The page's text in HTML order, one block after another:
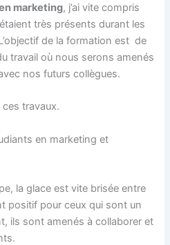
marketing, j’ai vite compris
très présents durant les
de la formation est de
travail où nous serons amenés
nos futurs collègues.
travaux.
en marketing et
la glace est vite brisée entre
positif pour ceux qui sont un
ils sont amenés à collaborer et